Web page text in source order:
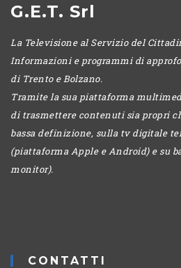
G.E.T. Srl
La Televisione al Servizio del
Informazioni e programmi di
di Trento e Bolzano.
Tramite la sua piattaforma
di trasmettere contenuti sia propri
bassa definizione, sulla tv digitale
(piattaforma Apple e Android) e su
monitor).
CONTATTI